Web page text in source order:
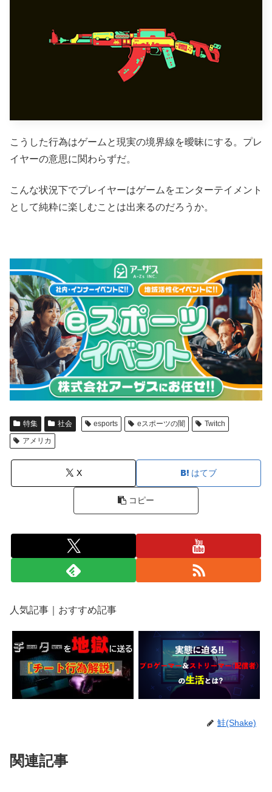
こうした行為はゲームと現実の境界線を曖昧にする。プレ
イヤーの意思に関わらずだ。
こんな状況下でプレイヤーはゲームをエンターテイメント
として純粋に楽しむことは出来るのだろうか。
特集 社会 esports eスポーツの闇
Twitch
アメリカ
X はてブ
コピー
人気記事｜おすすめ記事
鮭(Shake)
関連記事